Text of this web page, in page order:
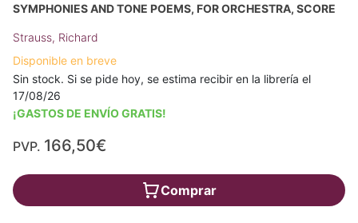
SYMPHONIES AND TONE POEMS, FOR ORCHESTRA, SCORE
Strauss, Richard
Disponible en breve
Sin stock. Si se pide hoy, se estima recibir en la librería el
17/08/26
¡GASTOS DE ENVÍO GRATIS!
PVP. 166,50€
Comprar